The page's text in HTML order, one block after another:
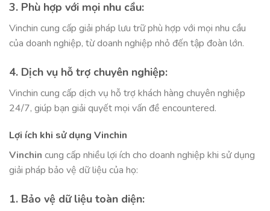
3. Phù hợp với mọi nhu cầu:
Vinchin cung cấp giải pháp lưu trữ phù hợp với mọi nhu cầu
của doanh nghiệp, từ doanh nghiệp nhỏ đến tập đoàn lớn.
4. Dịch vụ hỗ trợ chuyên nghiệp:
Vinchin cung cấp dịch vụ hỗ trợ khách hàng chuyên nghiệp
24/7, giúp bạn giải quyết mọi vấn đề encountered.
Lợi ích khi sử dụng Vinchin
Vinchin cung cấp nhiều lợi ích cho doanh nghiệp khi sử dụng
giải pháp bảo vệ dữ liệu của họ:
1. Bảo vệ dữ liệu toàn diện: